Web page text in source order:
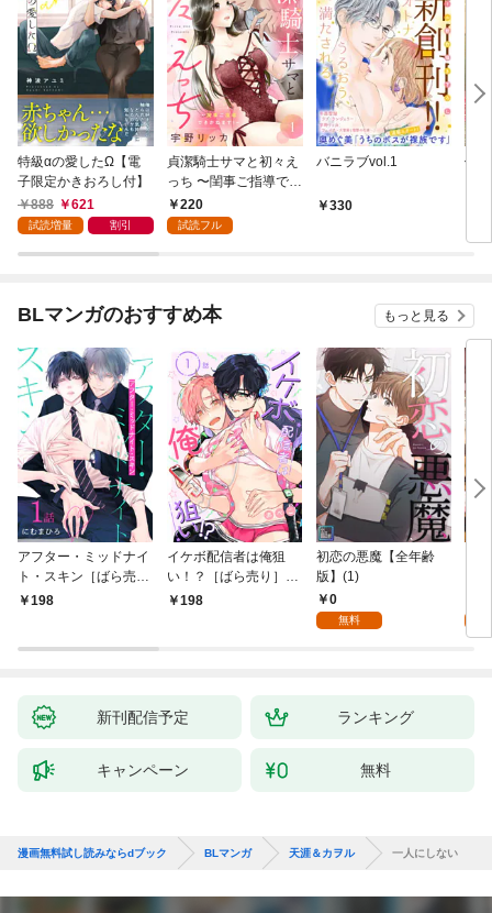
特級αの愛したΩ【電
子限定かきおろし付】
888
621
試読増量 割引
貞潔騎士サマと初々え
っち 〜閨事ご指導でき
かねます！〜（1）
220
試読フル
バニラブvol.1
330
偽
BLマンガのおすすめ本 もっと見る
アフター・ミッドナイ
ト・スキン［ばら売
り］ 第1話
198
イケボ配信者は俺狙
い！？［ばら売り］
第1話
198
初恋の悪魔【全年齢
版】(1)
0
無料
新刊配信予定 ランキング
キャンペーン 無料
漫画無料試し読みならdブック BLマンガ 天涯＆カヲル 一人にしない